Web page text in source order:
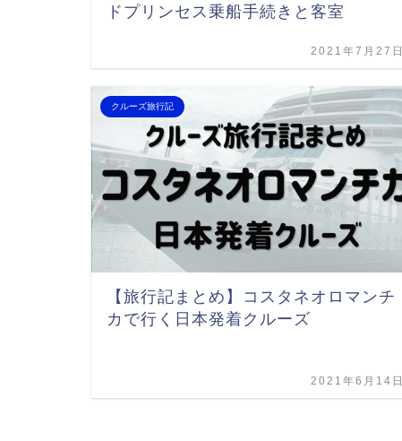
ドプリンセス乗船手続きと客室
2021年7月27日
クルーズ旅行記
【旅行記まとめ】コスタネオロマンチ
カで行く日本発着クルーズ
2021年6月14日